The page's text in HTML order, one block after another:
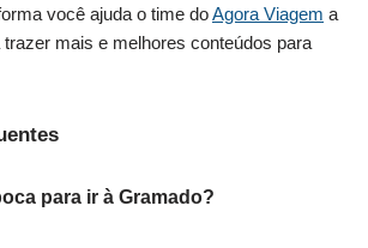
você ajuda o time doAgora Viagem a
mais e melhores conteúdos para
para ir à Gramado?